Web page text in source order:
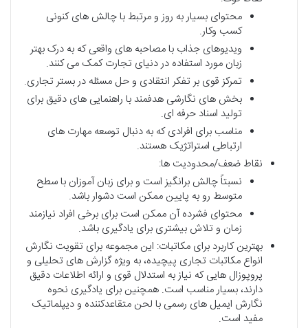
محتوای بسیار به روز و مرتبط با چالش های کنونی
کسب وکار.
ویدیوهای جذاب با مصاحبه های واقعی که به درک بهتر
زبان مورد استفاده در دنیای تجارت کمک می کنند.
تمرکز قوی بر تفکر انتقادی و حل مسئله در بستر تجاری.
بخش های نگارشی هدفمند با راهنمایی های دقیق برای
تولید اسناد حرفه ای.
مناسب برای افرادی که به دنبال توسعه مهارت های
ارتباطی استراتژیک هستند.
نقاط ضعف/محدودیت ها:
نسبتاً چالش برانگیز است و برای زبان آموزان با سطح
متوسط رو به پایین ممکن است دشوار باشد.
محتوای فشرده آن ممکن است برای برخی افراد نیازمند
زمان و تلاش بیشتری برای یادگیری باشد.
بهترین کاربرد برای مکاتبات: این مجموعه برای تقویت نگارش
انواع مکاتبات تجاری پیچیده، به ویژه گزارش های تحلیلی و
پروپوزال هایی که نیاز به استدلال قوی و ارائه اطلاعات دقیق
دارند، بسیار مناسب است. همچنین برای یادگیری نحوه
نگارش ایمیل های رسمی با لحن متقاعدکننده و دیپلماتیک
مفید است.